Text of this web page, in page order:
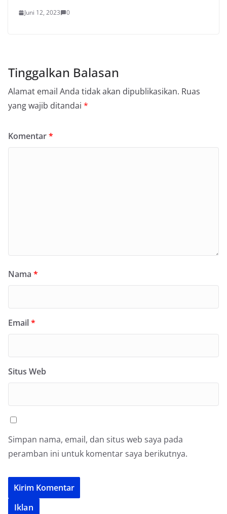
Juni 12, 2023 0
Tinggalkan Balasan
Alamat email Anda tidak akan dipublikasikan. Ruas
yang wajib ditandai *
Komentar*
Nama *
Email*
Situs Web
Simpan nama, email, dan situs web saya pada
peramban ini untuk komentar saya berikutnya.
Iklan